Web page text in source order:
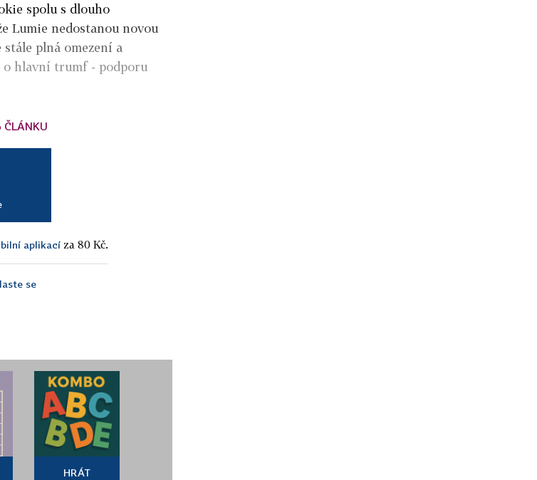
spolu s dlouho
Lumie nedostanou novou
plná omezení a
o hlavní trumf - podporu
ČLÁNKU
aplikací za 80 Kč.
se
HRÁT